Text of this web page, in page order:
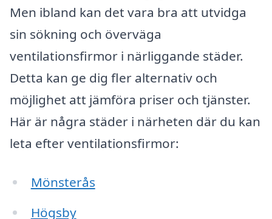
Men ibland kan det vara bra att utvidga
sin sökning och överväga
ventilationsfirmor i närliggande städer.
Detta kan ge dig fler alternativ och
möjlighet att jämföra priser och tjänster.
Här är några städer i närheten där du kan
leta efter ventilationsfirmor:
Mönsterås
Högsby